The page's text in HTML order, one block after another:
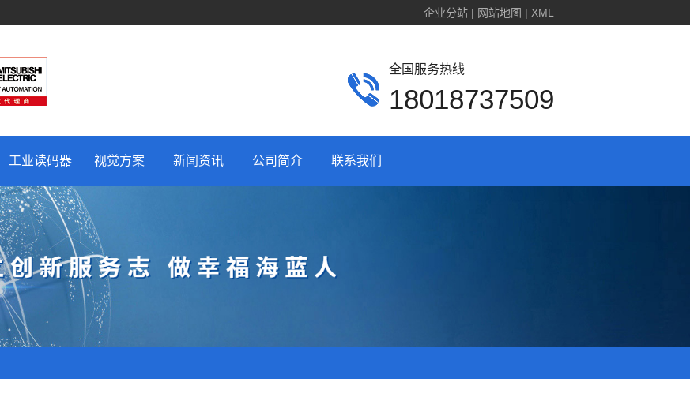
企业分站 | 网站地图 | XML
全国服务热线
18018737509
工业读码器 视觉方案 新闻资讯 公司简介 联系我们